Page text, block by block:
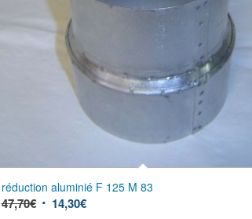
réduction aluminié F 125 M 83
47,70€ 14,30€